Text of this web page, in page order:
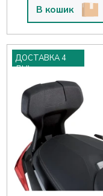
В кошик
ДОСТАВКА 4
ДНІ